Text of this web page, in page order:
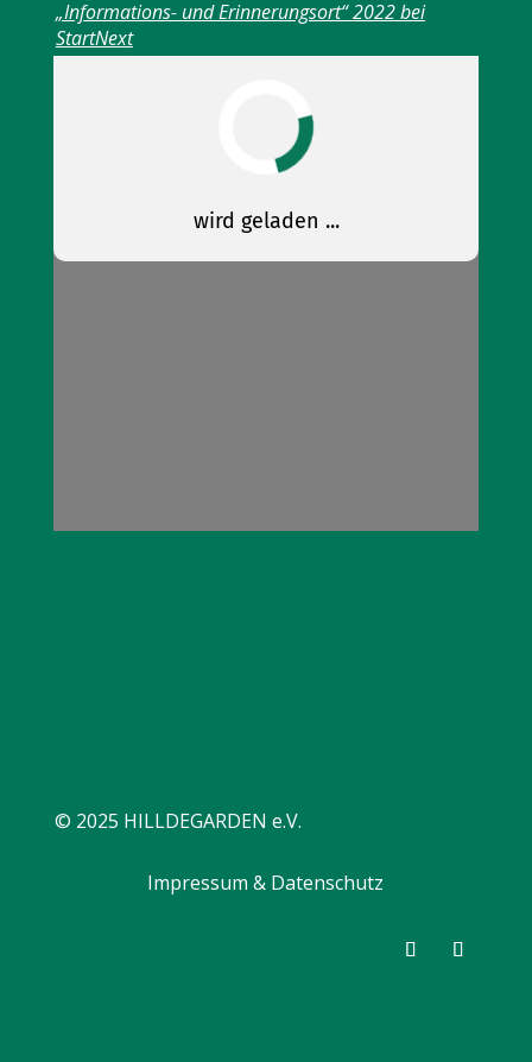
„Informations- und Erinnerungsort“ 2022 bei
StartNext
© 2025 HILLDEGARDEN e.V.
Impressum & Datenschutz